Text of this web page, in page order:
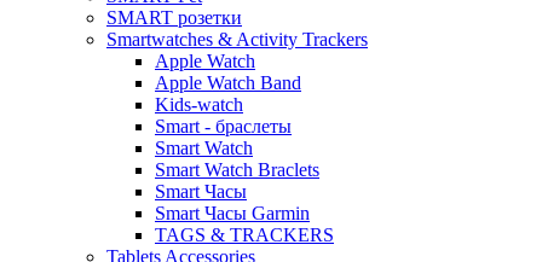
SMART розетки
Smartwatches & Activity Trackers
Apple Watch
Apple Watch Band
Kids-watch
Smart - браслеты
Smart Watch
Smart Watch Braclets
Smart Часы
Smart Часы Garmin
TAGS & TRACKERS
Tablets Accessories